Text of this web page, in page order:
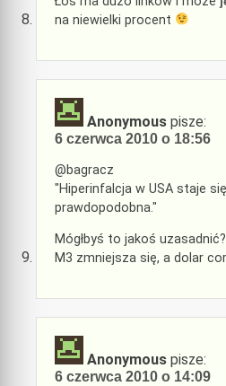
na niewielki procent
Anonymous pisze:
6 czerwca 2010 o 18:56
@bagracz
"Hiperinfalcja w USA staje
prawdopodobna."
Mógłbyś to jakoś
M3 zmniejsza się, a dolar
Anonymous pisze:
6 czerwca 2010 o 14:09